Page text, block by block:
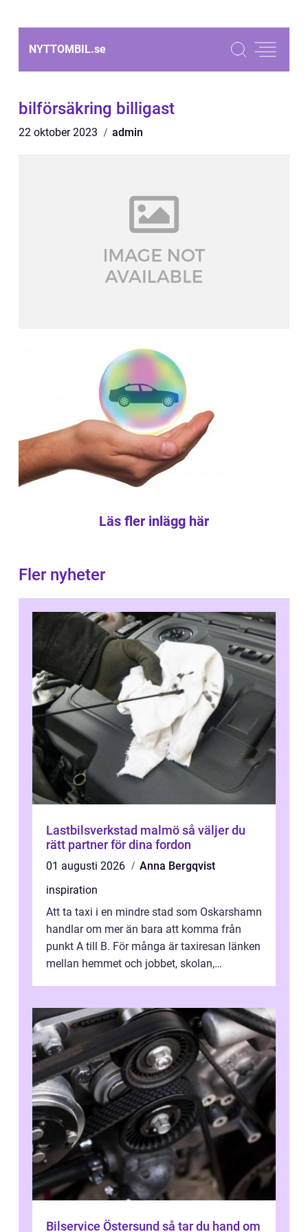
NYTTOMBIL.se
bilförsäkring billigast
22 oktober 2023 admin
Läs fler inlägg här
Fler nyheter
Lastbilsverkstad malmö så väljer du
rätt partner för dina fordon
01 augusti 2026
Anna Bergqvist
inspiration
Att ta taxi i en mindre stad som Oskarshamn
handlar om mer än bara att komma från
punkt A till B. För många är taxiresan länken
mellan hemmet och jobbet, skolan,
Bilservice Östersund så tar du hand om